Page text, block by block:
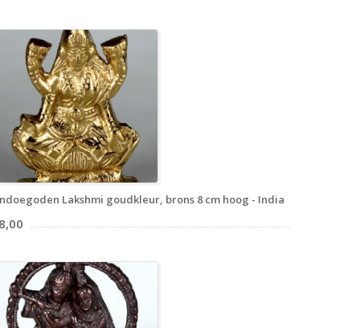
Lakshmi goudkleur, brons 8 cm hoog - India